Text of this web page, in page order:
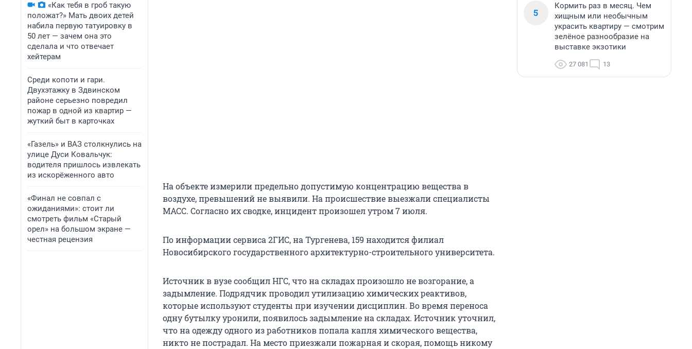
«Как тебя в гроб такую
положат?» Мать двоих детей
набила первую татуировку в
50 лет — зачем она это
сделала и что отвечает
хейтерам
Среди копоти и гари.
Двухэтажку в Здвинском
районе серьезно повредил
пожар в одной из квартир —
жуткий быт в карточках
«Газель» и ВАЗ столкнулись на
улице Дуси Ковальчук:
водителя пришлось извлекать
из искорёженного авто
«Финал не совпал с
ожиданиями»: стоит ли
смотреть фильм «Старый
орел» на большом экране —
честная рецензия
На объекте измерили предельно допустимую концентрацию вещества в
воздухе, превышений не выявили. На происшествие выезжали специалисты
МАСС. Согласно их сводке, инцидент произошел утром 7 июля.
По информации сервиса 2ГИС, на Тургенева, 159 находится филиал
Новосибирского государственного архитектурно-строительного университета.
Источник в вузе сообщил НГС, что на складах произошло не возгорание, а
задымление. Подрядчик проводил утилизацию химических реактивов,
которые используют студенты при изучении дисциплин. Во время переноса
одну бутылку уронили, появилось задымление на складах. Источник уточнил,
что на одежду одного из работников попала капля химического вещества,
никто не пострадал. На место приезжали пожарная и скорая, помощь никому
5
Кормить раз в месяц. Чем
хищным или необычным
украсить квартиру — смотрим
зелёное разнообразие на
выставке экзотики
27 081 13